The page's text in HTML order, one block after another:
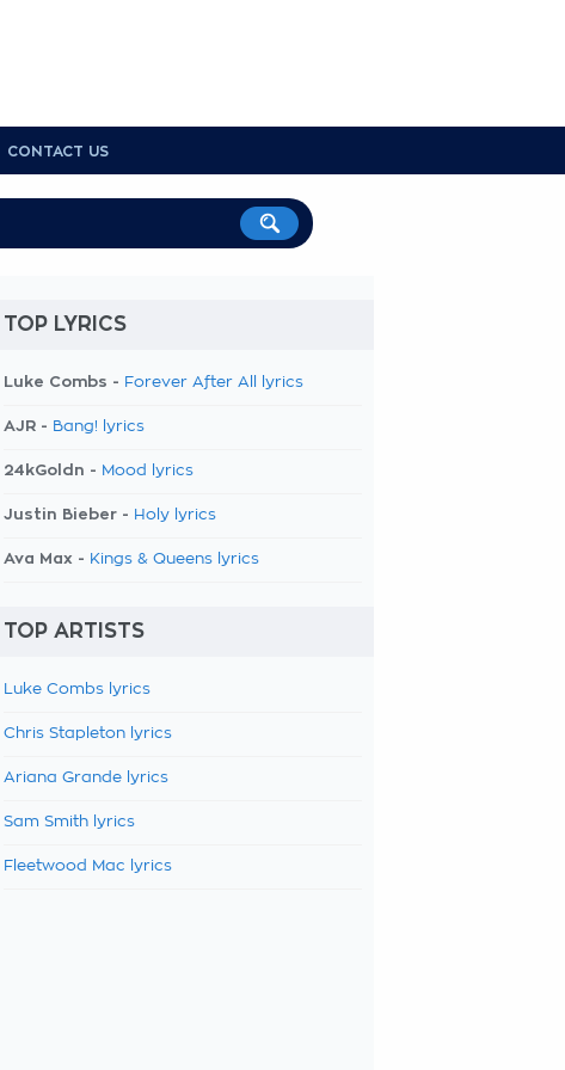
CONTACT US
TOP LYRICS
Luke Combs - Forever After All lyrics
AJR - Bang! lyrics
24kGoldn - Mood lyrics
Justin Bieber - Holy lyrics
Ava Max - Kings & Queens lyrics
TOP ARTISTS
Luke Combs lyrics
Chris Stapleton lyrics
Ariana Grande lyrics
Sam Smith lyrics
Fleetwood Mac lyrics